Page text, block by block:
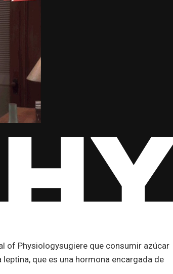
of Physiologysugiere que consumir azúcar
que es una hormona encargada de